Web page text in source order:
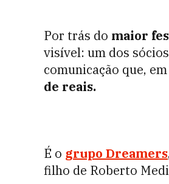
Por trás do maior
visível: um dos
comunicação que,
de reais.
É o grupo Dreamers
filho de Roberto